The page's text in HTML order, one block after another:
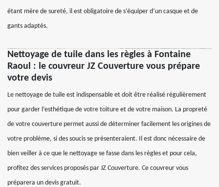
étant mère de sureté, il est obligatoire de s’équiper d’un casque et de
gants adaptés.
Nettoyage de tuile dans les règles à Fontaine
Raoul : le couvreur JZ Couverture vous prépare
votre devis
Le nettoyage de tuile est indispensable et doit être réalisé régulièrement
pour garder l’esthétique de votre toiture et de votre maison. La propreté
de votre couverture permet aussi de déterminer facilement les origines de
votre problème, si des soucis se présenteraient. Il est donc nécessaire de
bien veiller à ce que le nettoyage se fasse dans les règles et pour cela,
profitez des services proposés par JZ Couverture. Ce couvreur vous
préparera un devis gratuit.